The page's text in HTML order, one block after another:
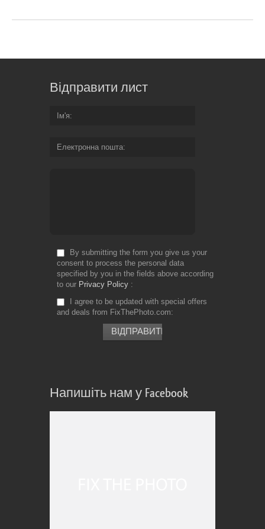
Відправити лист
Ім'я
Електронна пошта
By submitting the form you give us your
consent to process the personal data
specified by you in the fields above according
to our Privacy Policy
I agree to be updated with special offers
and deals from FixThePhoto.com
Напишіть нам у Facebook